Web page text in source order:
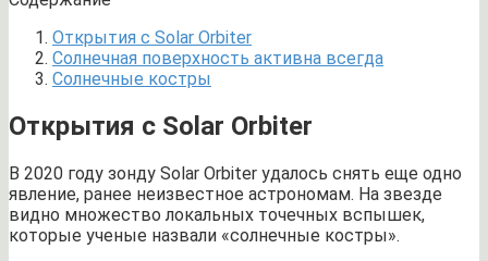
Открытия с Solar Orbiter
Солнечная поверхность активна всегда
Солнечные костры
Открытия с Solar Orbiter
В 2020 году зонду Solar Orbiter удалось снять еще одно
явление, ранее неизвестное астрономам. На звезде
видно множество локальных точечных вспышек,
которые ученые назвали «солнечные костры».